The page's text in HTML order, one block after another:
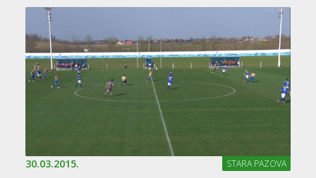
30.03.2015. STARA PAZOVA